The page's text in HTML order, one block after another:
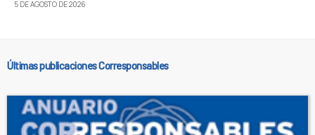
5 DE AGOSTO DE 2026
Últimas publicaciones Corresponsables